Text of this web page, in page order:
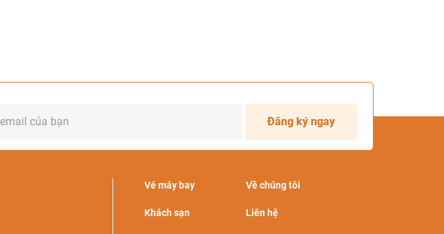
Đăng ký ngay
Vé máy bay
Khách sạn
Về chúng tôi
Liên hệ